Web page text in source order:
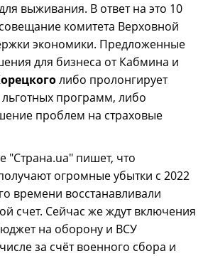
выживания. В ответ на это 10
комитета Верховной
экономики. Предложенные
для бизнеса от Кабмина и
либо пролонгирует
программ, либо
проблем на страховые
"Страна.ua" пишет, что
огромные убытки с 2022
времени восстанавливали
счет. Сейчас же ждут включения
на оборону и ВСУ
за счёт военного сбора и